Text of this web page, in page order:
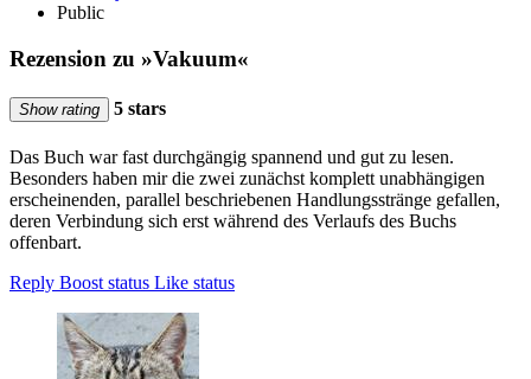
Public
Rezension zu »Vakuum«
Show rating 5 stars
Das Buch war fast durchgängig spannend und gut zu lesen.
Besonders haben mir die zwei zunächst komplett unabhängigen
erscheinenden, parallel beschriebenen Handlungsstränge gefallen,
deren Verbindung sich erst während des Verlaufs des Buchs
offenbart.
Reply Boost status Like status